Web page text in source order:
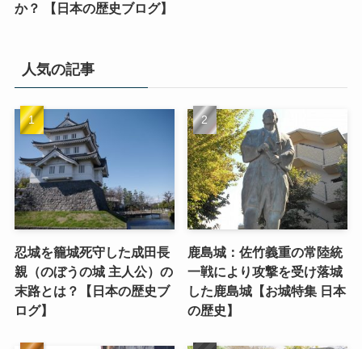
か？ 【日本の歴史ブログ】
人気の記事
忍城を籠城死守した成田長
親（のぼうの城 主人公）の
末路とは？【日本の歴史ブ
ログ】
鹿島城：佐竹義重の常陸統
一戦により攻撃を受け落城
した鹿島城【お城特集 日本
の歴史】